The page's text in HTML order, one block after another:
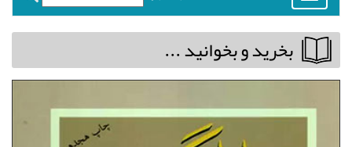
navigation
بخريد و بخوانيد ...